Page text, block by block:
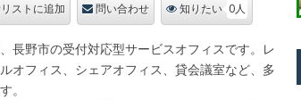
ストに追加 問い合わせ 知りたい 0人
長野市の受付対応型サービスオフィスです。レ
オフィス、シェアオフィス、貸会議室など、多
。